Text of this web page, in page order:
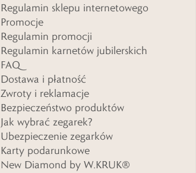
Regulamin sklepu internetowego
Promocje
Regulamin promocji
Regulamin karnetów jubilerskich
FAQ
Dostawa i płatność
Zwroty i reklamacje
Bezpieczeństwo produktów
Jak wybrać zegarek?
Ubezpieczenie zegarków
Karty podarunkowe
New Diamond by W.KRUK®